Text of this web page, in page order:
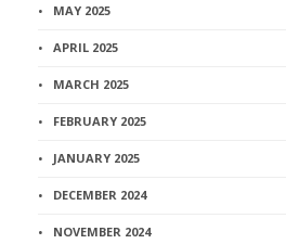
MAY 2025
APRIL 2025
MARCH 2025
FEBRUARY 2025
JANUARY 2025
DECEMBER 2024
NOVEMBER 2024